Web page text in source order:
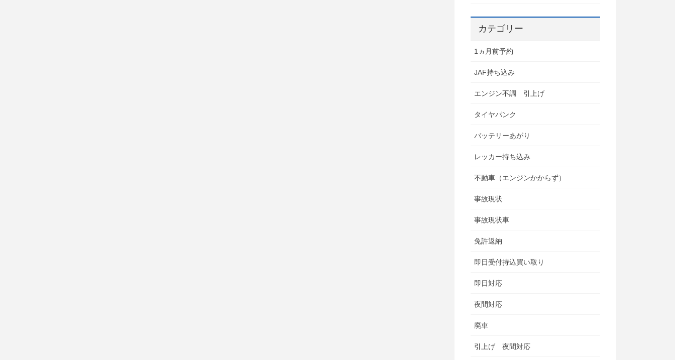
カテゴリー
1ヵ月前予約
JAF持ち込み
エンジン不調 引上げ
タイヤパンク
バッテリーあがり
レッカー持ち込み
不動車（エンジンかからず）
事故現状
事故現状車
免許返納
即日受付持込買い取り
即日対応
夜間対応
廃車
引上げ 夜間対応